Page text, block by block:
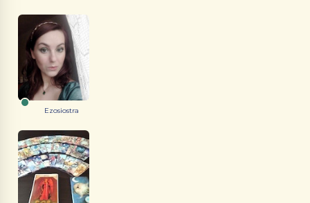
Ezosiostra